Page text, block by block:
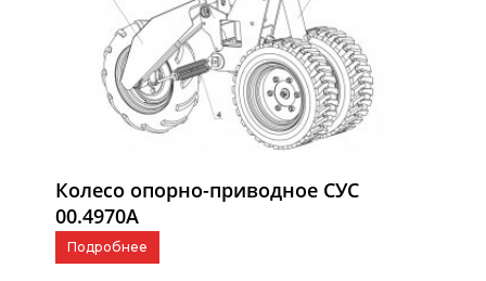
Колесо опорно-приводное СУС
00.4970А
Подробнее